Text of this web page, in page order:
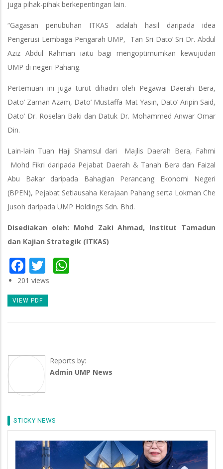
juga pihak-pihak berkepentingan lain.
“Gagasan penubuhan ITKAS adalah hasil daripada idea
Pengerusi Lembaga Pengarah UMP, Tan Sri Dato’ Sri Dr. Abdul
Aziz Abdul Rahman iaitu bagi mengoptimumkan kewujudan
UMP di negeri Pahang.
Pertemuan ini juga turut dihadiri oleh Pegawai Daerah Bera,
Dato’ Zaman Azam, Dato’ Mustaffa Mat Yasin, Dato’ Aripin Said,
Dato’ Dr. Roselan Baki dan Datuk Dr. Mohammed Anwar Omar
Din.
Lain-lain Tuan Haji Shamsul dari Majlis Daerah Bera, Fahmi
Mohd Fikri daripada Pejabat Daerah & Tanah Bera dan Faizal
Abu Bakar daripada Bahagian Perancang Ekonomi Negeri
(BPEN), Pejabat Setiausaha Kerajaan Pahang serta Lokman Che
Jusoh daripada UMP Holdings Sdn. Bhd.
Disediakan oleh: Mohd Zaki Ahmad, Institut Tamadun
dan Kajian Strategik (ITKAS)
Facebook
Twitter
201 views
VIEW PDF
Reports by:
Admin UMP News
STICKY NEWS